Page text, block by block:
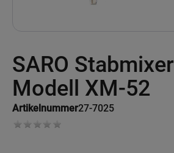
SARO Stabmixer
Modell XM-52
Artikelnummer27-7025
to
the
beginning
of
images